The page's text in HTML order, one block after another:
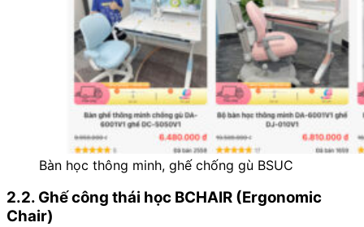
Bàn học thông minh, ghế chống gù BSUC
2.2. Ghế công thái học BCHAIR (Ergonomic
Chair)